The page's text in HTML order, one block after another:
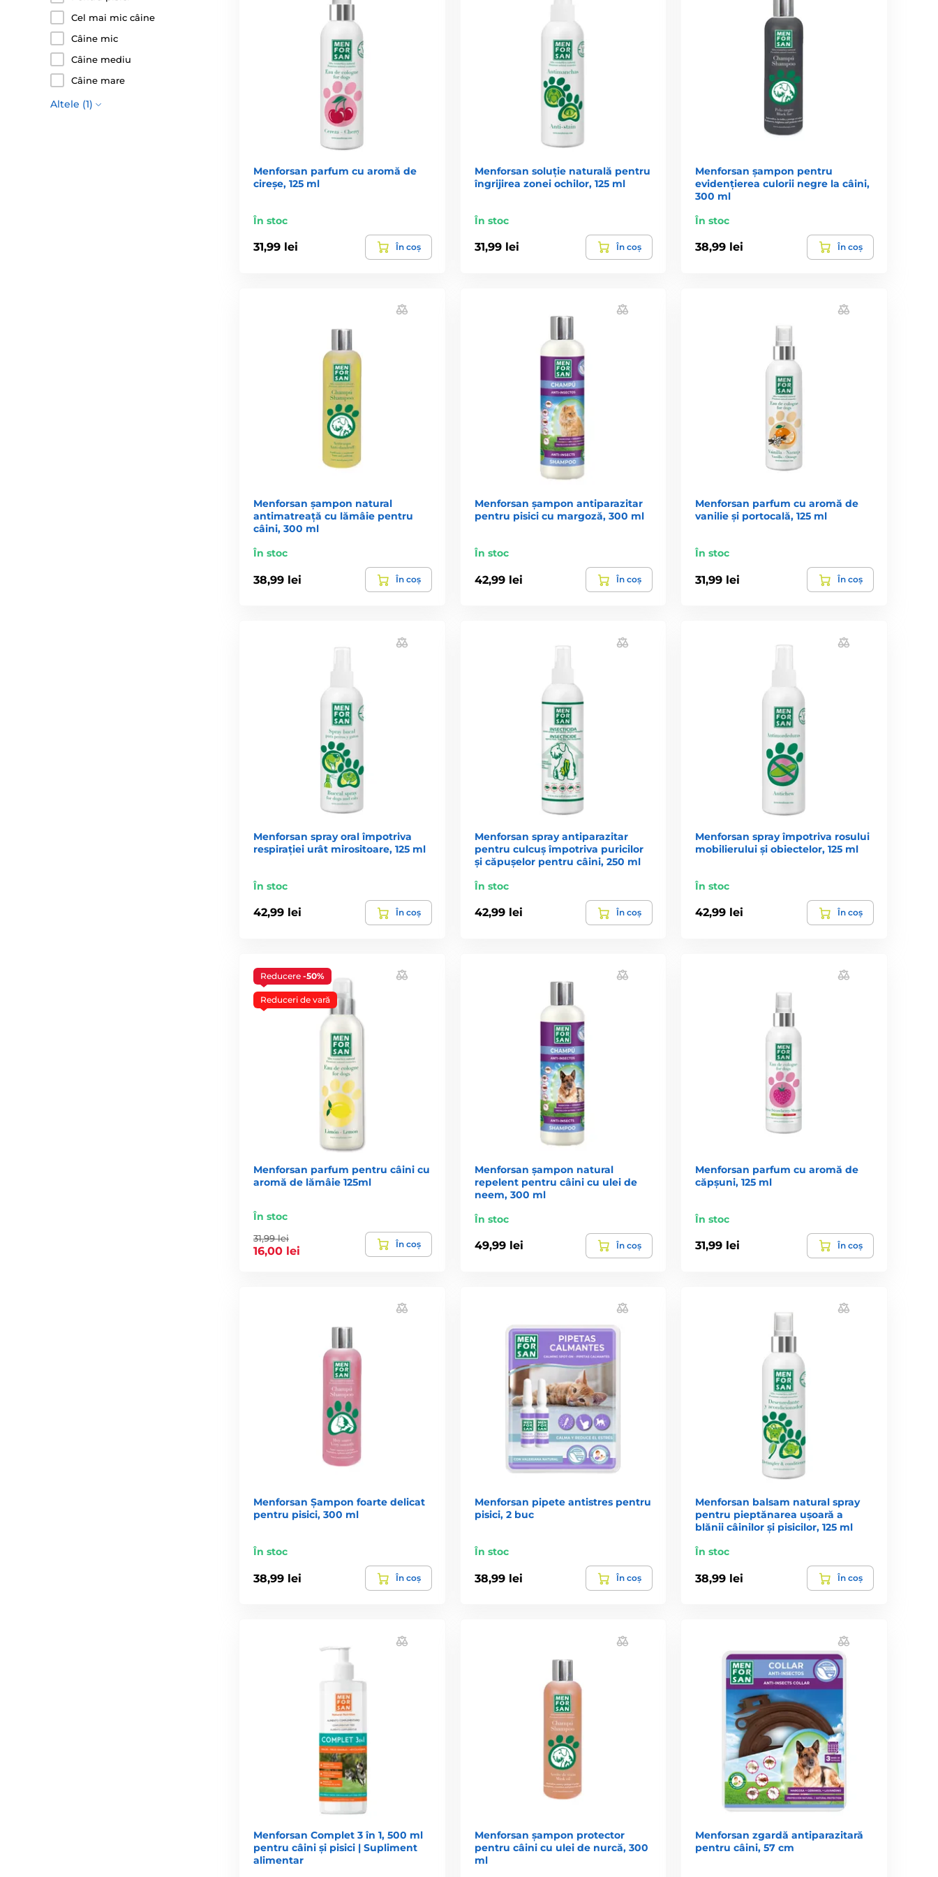
Cel mai mic câine
Câine mic
Câine mediu
Câine mare
Altele (1)
Menforsan parfum cu aromă de
cireșe, 125 ml
În stoc
31,99 lei În coș
Menforsan soluție naturală pentru
îngrijirea zonei ochilor, 125 ml
În stoc
31,99 lei În coș
Menforsan șampon pentru
evidențierea culorii negre la câini,
300 ml
În stoc
38,99 lei În coș
Menforsan șampon natural
antimatreață cu lămâie pentru
câini, 300 ml
În stoc
38,99 lei În coș
Menforsan șampon antiparazitar
pentru pisici cu margoză, 300 ml
În stoc
42,99 lei În coș
Menforsan parfum cu aromă de
vanilie și portocală, 125 ml
În stoc
31,99 lei În coș
Menforsan spray oral împotriva
respirației urât mirositoare, 125 ml
În stoc
42,99 lei În coș
Menforsan spray antiparazitar
pentru culcuș împotriva puricilor
și căpușelor pentru câini, 250 ml
În stoc
42,99 lei În coș
Menforsan spray împotriva rosului
mobilierului și obiectelor, 125 ml
În stoc
42,99 lei În coș
Reducere -50%
Reduceri de vară
Menforsan parfum pentru câini cu
aromă de lămâie 125ml
În stoc
31,99 lei
16,00 lei
În coș
Menforsan șampon natural
repelent pentru câini cu ulei de
neem, 300 ml
În stoc
49,99 lei În coș
Menforsan parfum cu aromă de
căpșuni, 125 ml
În stoc
31,99 lei În coș
Menforsan Șampon foarte delicat
pentru pisici, 300 ml
În stoc
38,99 lei În coș
Menforsan pipete antistres pentru
pisici, 2 buc
În stoc
38,99 lei În coș
Menforsan balsam natural spray
pentru pieptănarea ușoară a
blănii câinilor și pisicilor, 125 ml
În stoc
38,99 lei În coș
Menforsan Complet 3 în 1, 500 ml
pentru câini și pisici | Supliment
alimentar
Menforsan șampon protector
pentru câini cu ulei de nurcă, 300
ml
Menforsan zgardă antiparazitară
pentru câini, 57 cm